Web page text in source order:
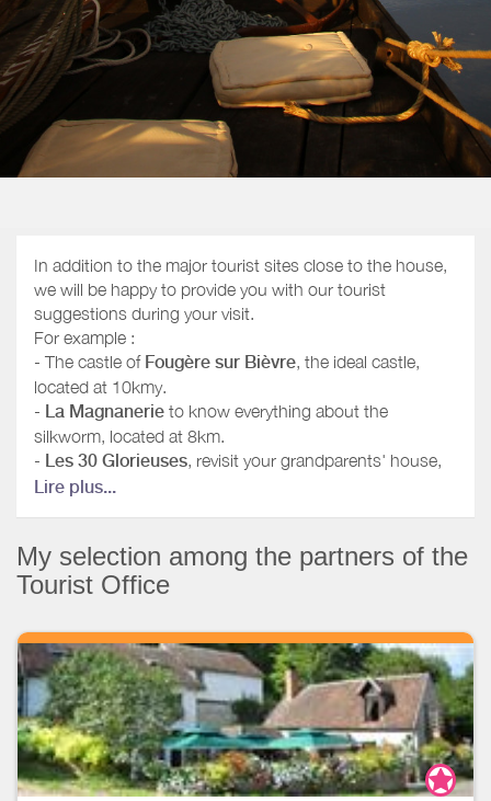
In addition to the major tourist sites close to the house,
we will be happy to provide you with our tourist
suggestions during your visit.
For example :
- The castle of Fougère sur Bièvre, the ideal castle,
located at 10kmy.
- La Magnanerie to know everything about the
silkworm, located at 8km.
- Les 30 Glorieuses, revisit your grandparents' house,
located 4km away.
Lire plus...
My selection among the partners of the
Tourist Office